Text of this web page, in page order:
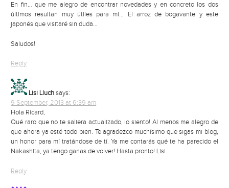
En fin… que me alegro de encontrar novedades y en concreto los dos
últimos resultan muy útiles para mi… El arroz de bogavante y este
japonés que visitaré sin duda…
Saludos!
Reply
Lisi Lluch says:
9 September, 2013 at 6:39 am
Hola Ricard,
Qué raro que no te saliera actualizado, lo siento! Al menos me alegro de
que ahora ya esté todo bien. Te agradezco muchísimo que sigas mi blog,
un honor para mí tratándose de tí. Ya me contarás qué te ha parecido el
Nakashita, ya tengo ganas de volver! Hasta pronto! Lisi
Reply